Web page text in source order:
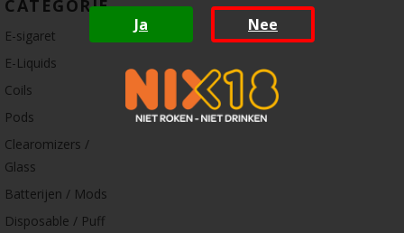
Ja Nee
CATEGORIE
E-sigaret
E-Liquids
Coils
Pods
Clearomizers /
Glass
Batterijen / Mods
Disposable / Puff